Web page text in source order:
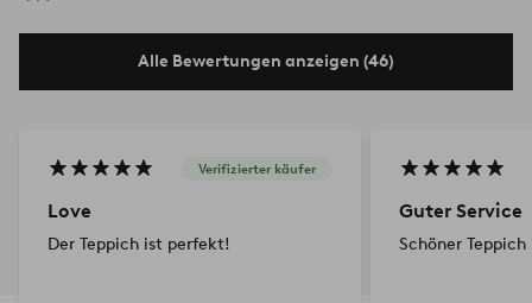
Alle Bewertungen anzeigen (46)
Verifizierter käufer
Love
Der Teppich ist perfekt!
Guter Service
Schöner